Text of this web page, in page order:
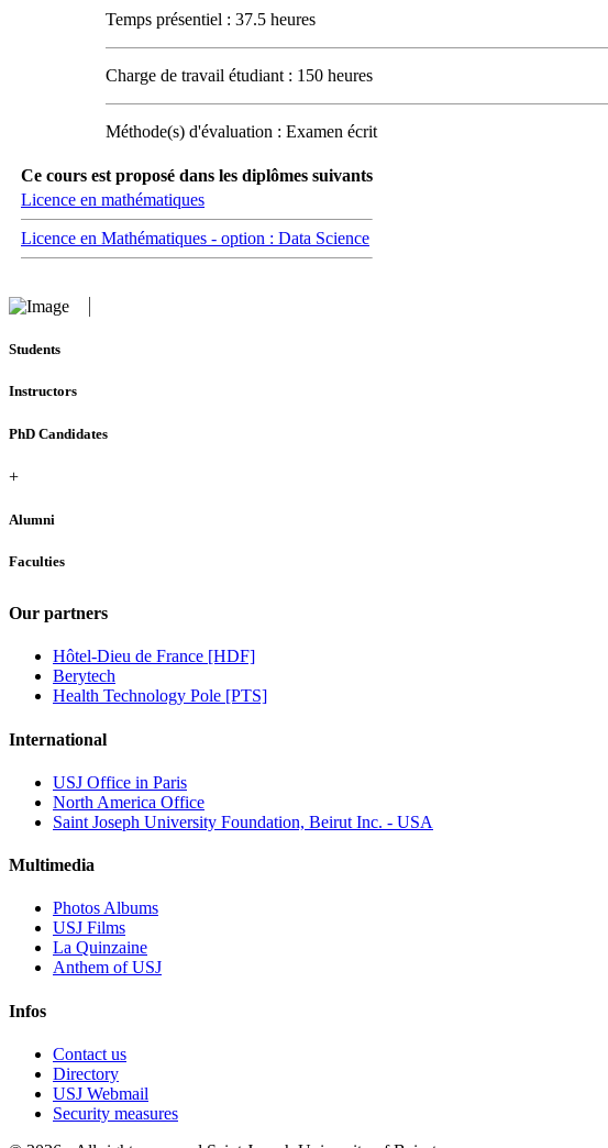
Temps présentiel : 37.5 heures
Charge de travail étudiant : 150 heures
Méthode(s) d'évaluation : Examen écrit
Ce cours est proposé dans les diplômes suivants
Licence en mathématiques
Licence en Mathématiques - option : Data Science
Students
Instructors
PhD Candidates
+
Alumni
Faculties
Our partners
Hôtel-Dieu de France [HDF]
Berytech
Health Technology Pole [PTS]
International
USJ Office in Paris
North America Office
Saint Joseph University Foundation, Beirut Inc. - USA
Multimedia
Photos Albums
USJ Films
La Quinzaine
Anthem of USJ
Infos
Contact us
Directory
USJ Webmail
Security measures